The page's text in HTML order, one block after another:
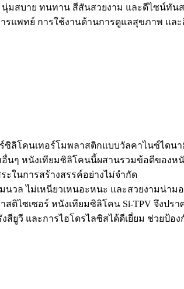
สบาย ทนทาน สีสันสวยงาม และดีไซน์ทัน
ารแพทย์ การใช้งานด้านการดูแลสุขภาพ แล
ลิโคนเทอร์โมพลาสติกแบบวัลคาไนซ์ได
อื่นๆ หนังเทียมซิลิโคนนี้ผสานรวมข้อดีขอ
ะในการสร้างสรรค์อย่างไม่จำกัด
วล ไม่เหนียวเหนอะหนะ และสวยงามน่
ติไซเซอร์ หนังเทียมซิลิโคน Si-TPV จึงป
ยูวี และการไฮโดรไลซิสได้ดีเยี่ยม ช่วยป้